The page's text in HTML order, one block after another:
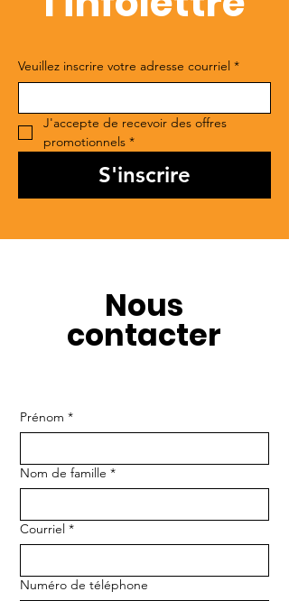
Veuillez inscrire votre adresse courriel *
J'accepte de recevoir des offres
promotionnels *
S'inscrire
Nous
contacter
Prénom *
Nom de famille *
Courriel *
Numéro de téléphone